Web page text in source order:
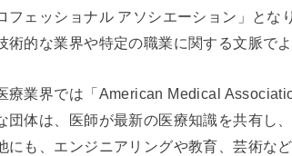
フェッショナル アソシエーション」とな
術的な業界や特定の職業に関する文脈で
療業界では「American Medical
団体は、医師が最新の医療知識を共有し
にも、エンジニアリングや教育、芸術な